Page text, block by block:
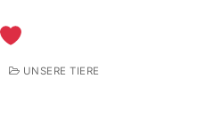
UNSERE TIERE